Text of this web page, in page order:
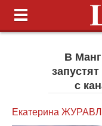
В
с
Екатерина